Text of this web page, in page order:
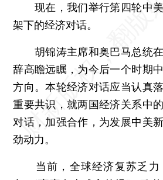
现在，我们举行第四轮中美
架下的经济对话。
胡锦涛主席和奥巴马总统在
辞高瞻远瞩，为今后一个时期
方向。本轮经济对话应当认真
重要共识，就两国经济关系中
对话，加强合作，为发展中美
劲动力。
当前，全球经济复苏乏力